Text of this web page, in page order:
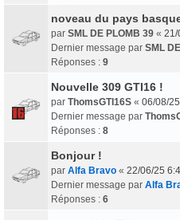
noveau du pays
par SML DE PLOMB 39 « 21/
Dernier message par SML
Réponses : 9
Nouvelle 309 GTI16 !
par ThomsGTI16S « 06/08/
Dernier message par
Réponses : 8
Bonjour !
par Alfa Bravo « 22/06/25
Dernier message par Alfa
Réponses : 6